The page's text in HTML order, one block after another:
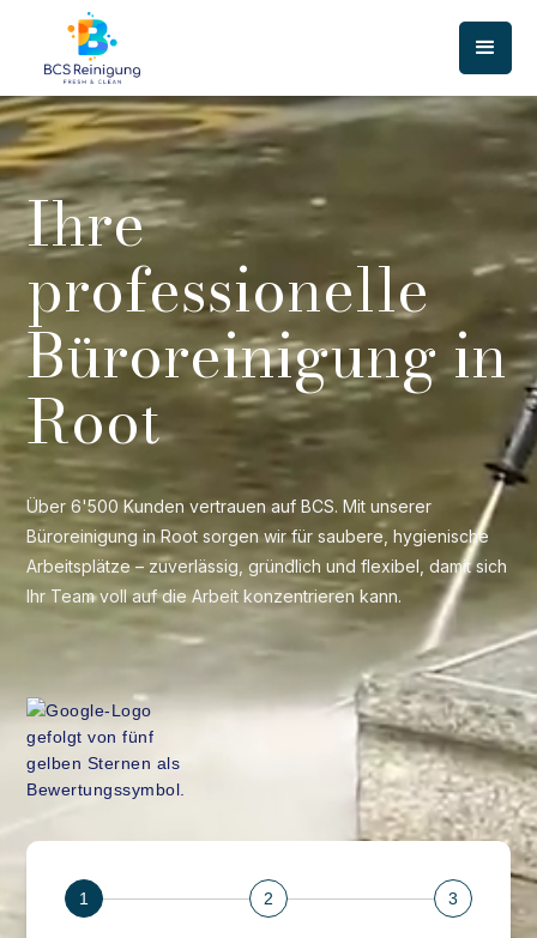
Ihre
professionelle
Büroreinigung in
Root
Über 6'500 Kunden vertrauen auf BCS. Mit unserer
Büroreinigung in Root sorgen wir für saubere, hygienische
Arbeitsplätze – zuverlässig, gründlich und flexibel, damit sich
Ihr Team voll auf die Arbeit konzentrieren kann.
1 2 3